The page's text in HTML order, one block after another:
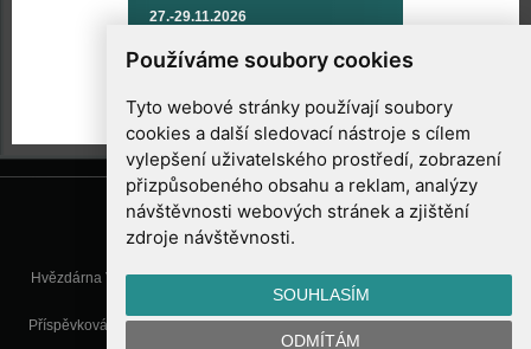
Používáme soubory cookies
Tyto webové stránky používají soubory
cookies a další sledovací nástroje s cílem
vylepšení uživatelského prostředí, zobrazení
přizpůsobeného obsahu a reklam, analýzy
návštěvnosti webových stránek a zjištění
zdroje návštěvnosti.
SOUHLASÍM
ODMÍTÁM
27.-29.11.2026
TECHNIKA A KOSMICKÉ
TECHNOLOGIE
Hvězdárna Valašské Meziříčí, příspěvková organizace, Vsetínská 78, 757
01 Valašské Meziříčí
Příspěvková organizace Zlínského kraje. Telefon:571 611 928, Mobil:777